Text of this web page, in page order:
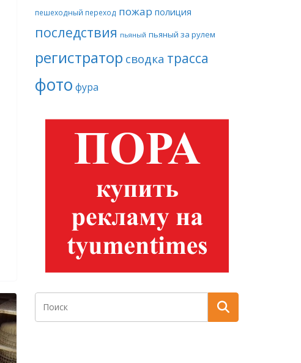
пешеходный переход пожар полиция
последствия пьяный пьяный за рулем
регистратор сводка трасса
фото фура